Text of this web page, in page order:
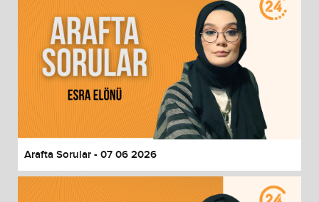
Arafta Sorular - 07 06 2026